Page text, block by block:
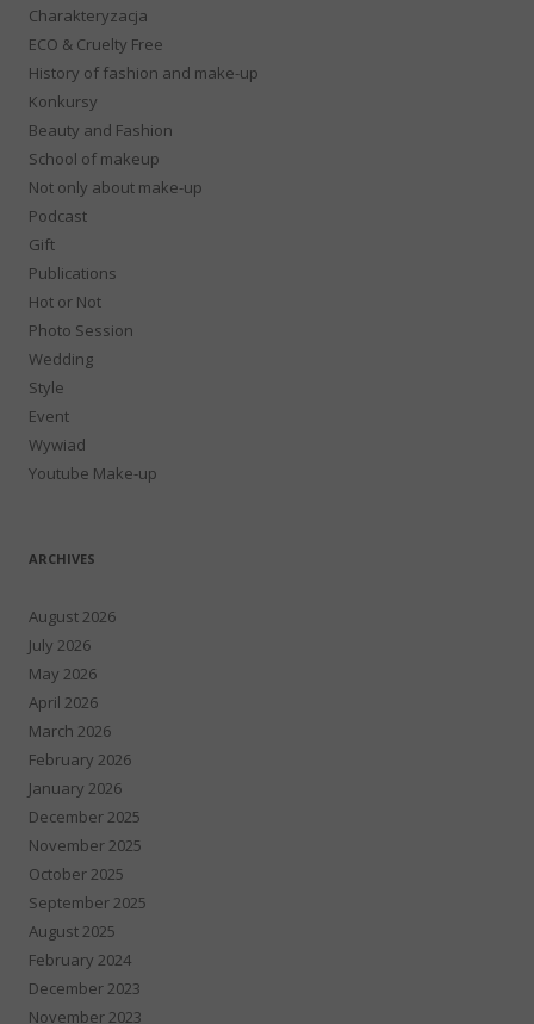
Charakteryzacja
ECO & Cruelty Free
History of fashion and make-up
Konkursy
Beauty and Fashion
School of makeup
Not only about make-up
Podcast
Gift
Publications
Hot or Not
Photo Session
Wedding
Style
Event
Wywiad
Youtube Make-up
ARCHIVES
August 2026
July 2026
May 2026
April 2026
March 2026
February 2026
January 2026
December 2025
November 2025
October 2025
September 2025
August 2025
February 2024
December 2023
November 2023